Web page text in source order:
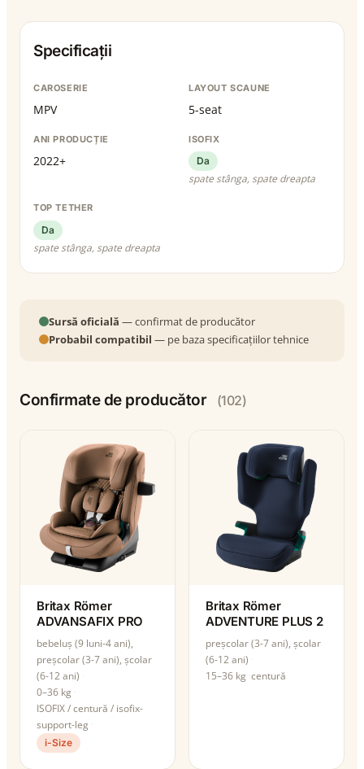
Specificații
CAROSERIE
MPV
LAYOUT SCAUNE
5-seat
ANI PRODUCȚIE
2022+
ISOFIX
Da
spate stânga, spate dreapta
TOP TETHER
Da
spate stânga, spate dreapta
Sursă oficială — confirmat de producător
Probabil compatibil — pe baza specificațiilor tehnice
Confirmate de producător (102)
Britax Römer
ADVANSAFIX PRO
bebeluș (9 luni-4 ani),
preșcolar (3-7 ani), școlar
(6-12 ani)
0–36 kg
ISOFIX / centură / isofix-
support-leg
i-Size
Britax Römer
ADVENTURE PLUS 2
preșcolar (3-7 ani), școlar
(6-12 ani)
15–36 kg centură